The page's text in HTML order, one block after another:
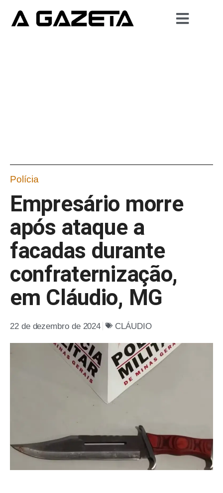
Polícia
Empresário morre
após ataque a
facadas durante
confraternização,
em Cláudio, MG
22 de dezembro de 2024 CLÁUDIO